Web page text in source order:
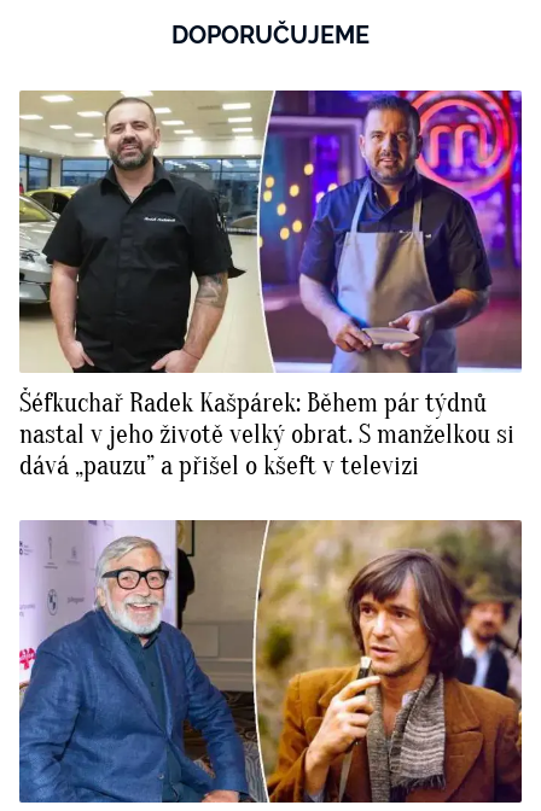
DOPORUČUJEME
Šéfkuchař Radek Kašpárek: Během pár týdnů
nastal v jeho životě velký obrat. S manželkou si
dává „pauzu” a přišel o kšeft v televizi